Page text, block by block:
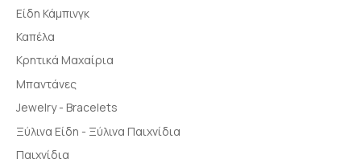
Είδη Κάμπινγκ
Καπέλα
Κρητικά Μαχαίρια
Μπαντάνες
Jewelry - Bracelets
Ξύλινα Είδη - Ξύλινα Παιχνίδια
Παιχνίδια